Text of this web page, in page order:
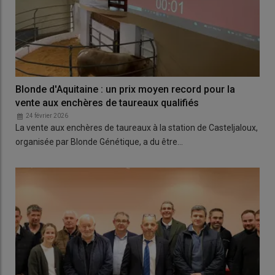
Blonde d'Aquitaine : un prix moyen record pour la
vente aux enchères de taureaux qualifiés
24 février 2026
La vente aux enchères de taureaux à la station de Casteljaloux,
organisée par Blonde Génétique, a du être…